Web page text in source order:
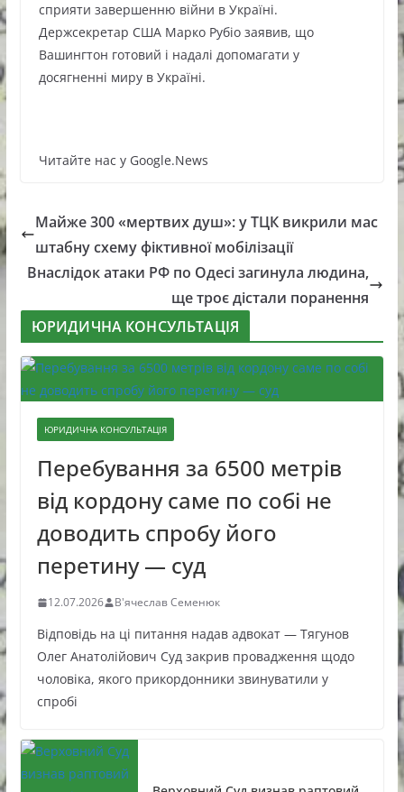
сприяти завершенню війни в Україні.
Держсекретар США Марко Рубіо заявив, що
Вашингтон готовий і надалі допомагати у
досягненні миру в Україні.
Читайте нас у Google.News
Майже 300 «мертвих душ»: у ТЦК викрили мас
штабну схему фіктивної мобілізації
Внаслідок атаки РФ по Одесі загинула людина,
ще троє дістали поранення
ЮРИДИЧНА КОНСУЛЬТАЦІЯ
ЮРИДИЧНА КОНСУЛЬТАЦІЯ
Перебування за 6500 метрів
від кордону саме по собі не
доводить спробу його
перетину — суд
12.07.2026 В'ячеслав Семенюк
Відповідь на ці питання надав адвокат — Тягунов
Олег Анатолійович Суд закрив провадження щодо
чоловіка, якого прикордонники звинуватили у
спробі